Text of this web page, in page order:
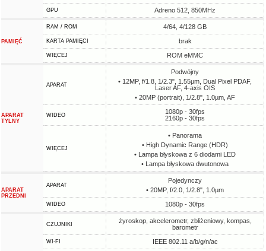
GPU Adreno 512, 850MHz
PAMIĘĆ
RAM / ROM 4/64, 4/128 GB
KARTA PAMIĘCI brak
WIĘCEJ ROM eMMC
APARAT
TYLNY
APARAT
Podwójny
• 12MP, f/1.8, 1/2.3", 1.55µm, Dual Pixel PDAF,
Laser AF, 4-axis OIS
• 20MP (portrait), 1/2.8", 1.0µm, AF
WIDEO
1080p - 30fps
2160p - 30fps
WIĘCEJ
• Panorama
• High Dynamic Range (HDR)
• Lampa błyskowa z 6 diodami LED
• Lampa błyskowa dwutonowa
APARAT
PRZEDNI
APARAT
Pojedynczy
• 20MP, f/2.0, 1/2.8", 1.0µm
WIDEO 1080p - 30fps
CZUJNIKI
żyroskop, akcelerometr, zbliżeniowy, kompas,
barometr
WI-FI IEEE 802.11 a/b/g/n/ac